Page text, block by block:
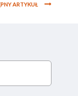
ARTYKUŁ